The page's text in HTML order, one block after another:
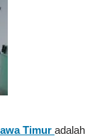
Timur adalah